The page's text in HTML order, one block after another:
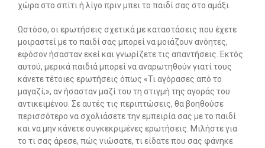
χώρα στο σπίτι ή λίγο πριν μπει το παιδί σας στο αμάξι.
Ωστόσο, οι ερωτήσεις σχετικά με καταστάσεις που έχετε
μοιραστεί με το παιδί σας μπορεί να μοιάζουν ανόητες,
εφόσον ήσασταν εκεί και γνωρίζετε τις απαντήσεις. Εκτός
αυτού, μερικά παιδιά μπορεί να αναρωτηθούν γιατί τους
κάνετε τέτοιες ερωτήσεις όπως «Τι αγόρασες από το
μαγαζί;», αν ήσασταν μαζί του τη στιγμή της αγοράς του
αντικειμένου. Σε αυτές τις περιπτώσεις, θα βοηθούσε
περισσότερο να σχολιάσετε την εμπειρία σας με το παιδί
και να μην κάνετε συγκεκριμένες ερωτήσεις. Μιλήστε για
το τι σας άρεσε, πώς νιώσατε, τι είδατε που σας φάνηκε